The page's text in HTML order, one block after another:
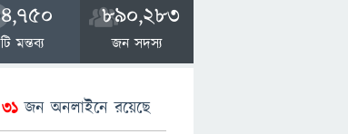
4,750
টি মন্তব্য
890,283
জন সদস্য
31জন অনলাইনে রয়েছে